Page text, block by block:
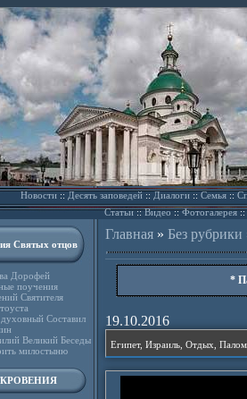
Новости::Десять заповедей::Диалоги::Семья::
Статьи::Видео ::Фотогалерея::
Святых отцов
Дорофей
поучения
Святителя
Составил
Великий Беседы
милостыню
Главная» Без рубрики
*
19.10.2016
Египет, Израиль, Отдых,